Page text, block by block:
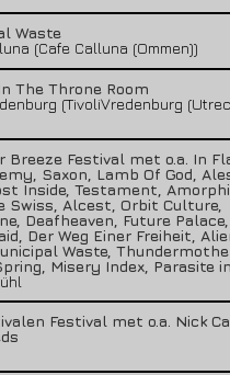
Waste
(Cafe Calluna (Ommen))
The Throne Room
(TivoliVredenburg
Breeze Festival met o.a. In
Saxon, Lamb Of God,
Inside, Testament,
Swiss, Alcest, Orbit Culture,
Deafheaven, Future Palace,
Der Weg Einer Freiheit,
Waste,
Misery Index, Parasite
Festival met o.a. Nick